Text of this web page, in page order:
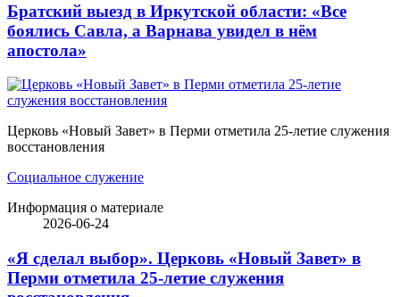
Братский выезд в Иркутской области: «Все
боялись Савла, а Варнава увидел в нём
апостола»
Церковь «Новый Завет» в Перми отметила 25-летие служения
восстановления
Социальное служение
Информация о материале
2026-06-24
«Я сделал выбор». Церковь «Новый Завет» в
Перми отметила 25-летие служения